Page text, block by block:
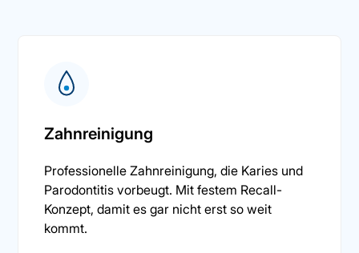
Zahnreinigung
Professionelle Zahnreinigung, die Karies und
Parodontitis vorbeugt. Mit festem Recall-
Konzept, damit es gar nicht erst so weit
kommt.